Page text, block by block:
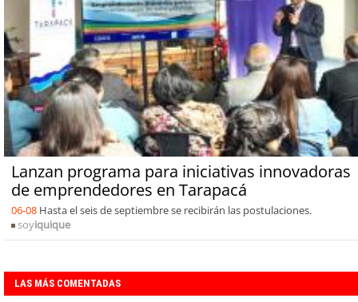
Lanzan programa para iniciativas innovadoras
de emprendedores en Tarapacá
06-08 Hasta el seis de septiembre se recibirán las postulaciones.
soyiquique
LAS MÁS COMENTADAS